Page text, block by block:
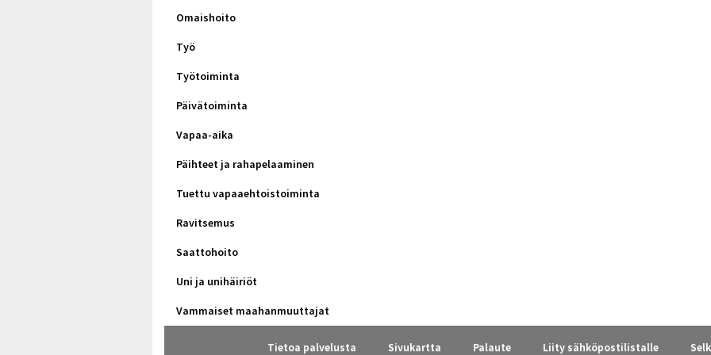
Omaishoito
Työ
Työtoiminta
Päivätoiminta
Vapaa-aika
Päihteet ja rahapelaaminen
Tuettu vapaaehtoistoiminta
Ravitsemus
Saattohoito
Uni ja unihäiriöt
Vammaiset maahanmuuttajat
Tietoa palvelusta Sivukartta Palaute Liity sähköpostilistalle